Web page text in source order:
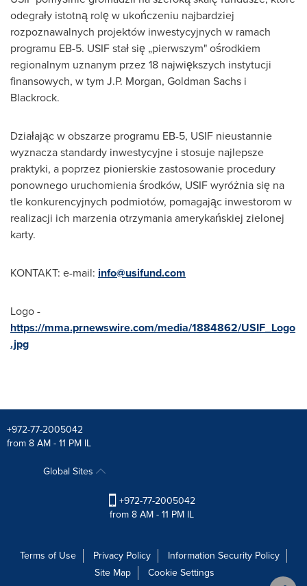
odegrały istotną rolę w ukończeniu najbardziej
rozpoznawalnych projektów inwestycyjnych w ramach
programu EB-5. USIF stał się „pierwszym" ośrodkiem
regionalnym uznanym przez 18 największych instytucji
finansowych, w tym J.P. Morgan, Goldman Sachs i
Blackrock.
Działając w obszarze programu EB-5, USIF nieustannie
wyznacza standardy inwestycyjne i stosuje najlepsze
praktyki, a poprzez pionierskie zastosowanie procedury
ponownego uruchomienia środków, USIF wyróżnia się na
tle konkurencyjnych podmiotów, pomagając inwestorom w
realizacji ich marzenia otrzymania amerykańskiej zielonej
karty.
KONTAKT: e-mail: info@usifund.com
Logo -
https://mma.prnewswire.com/media/1884862/USIF_Logo
.jpg
+972-77-2005042
from 8 AM - 11 PM IL
Global Sites
+972-77-2005042
from 8 AM - 11 PM IL
Terms of Use Privacy Policy
Information Security Policy
Site Map
Cookie Settings